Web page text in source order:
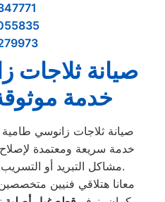
صيانة ثلاجات
خدمة
صيانة ثلاجات زانوسي
خدمة سريعة ومعتمدة
مشاكل التبريد أو التسريب أو توقف الثلاجة عن العمل.
معانا هتلاقي فنيين